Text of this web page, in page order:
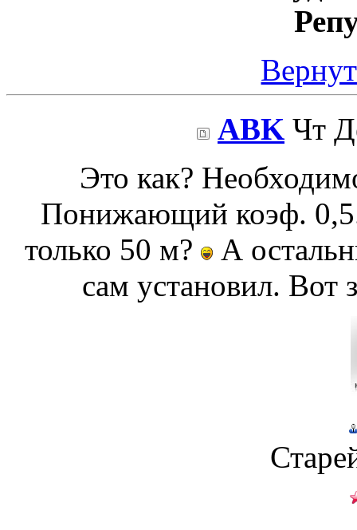
ABK Чт
Это как?
Понижающий коэф. 0,5.
только 50 м?
А
сам установил. Вот